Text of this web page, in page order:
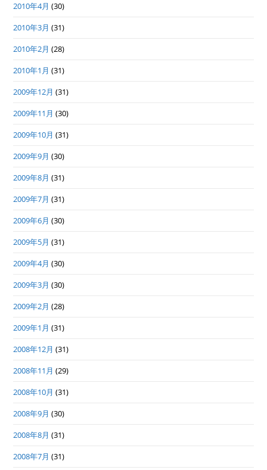
2010年4月 (30)
2010年3月 (31)
2010年2月 (28)
2010年1月 (31)
2009年12月 (31)
2009年11月 (30)
2009年10月 (31)
2009年9月 (30)
2009年8月 (31)
2009年7月 (31)
2009年6月 (30)
2009年5月 (31)
2009年4月 (30)
2009年3月 (30)
2009年2月 (28)
2009年1月 (31)
2008年12月 (31)
2008年11月 (29)
2008年10月 (31)
2008年9月 (30)
2008年8月 (31)
2008年7月 (31)